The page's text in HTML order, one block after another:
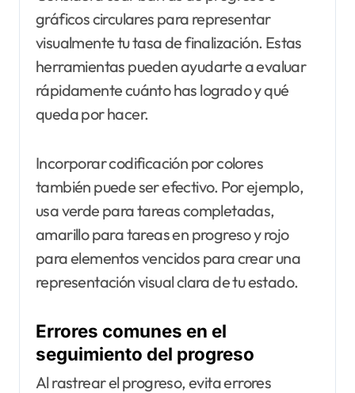
gráficos circulares para representar
visualmente tu tasa de finalización. Estas
herramientas pueden ayudarte a evaluar
rápidamente cuánto has logrado y qué
queda por hacer.
Incorporar codificación por colores
también puede ser efectivo. Por ejemplo,
usa verde para tareas completadas,
amarillo para tareas en progreso y rojo
para elementos vencidos para crear una
representación visual clara de tu estado.
Errores comunes en el
seguimiento del progreso
Al rastrear el progreso, evita errores